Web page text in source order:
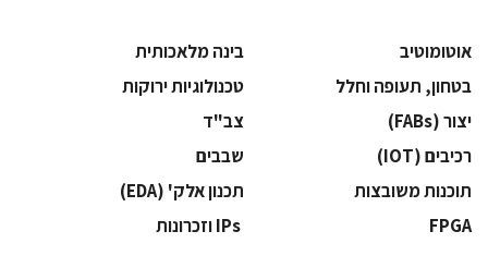
אוטומוטיב
בינה מלאכותית
בטחון, תעופה וחלל
‫טכנולוגיות ירוקות‬
‫יצור (‪(FABs‬‬
‫צב"ד‬
‫רכיבים‬ (IOT)
‫שבבים‬
‫תוכנות משובצות‬
‫תכנון אלק' (‪(EDA‬‬
‫‪FPGA‬‬